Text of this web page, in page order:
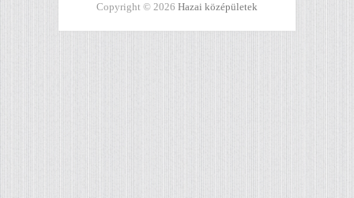
Copyright © 2026 Hazai középületek